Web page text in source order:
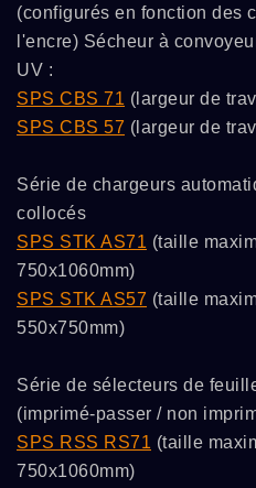
(configurés en fonction des
l'encre) Sécheur à
UV :
SPS CBS 71 (largeur de
SPS CBS 57 (largeur de
Série de chargeurs
collocés
SPS STK AS71 (taille
750x1060mm)
SPS STK AS57 (taille
550x750mm)
Série de sélecteurs de
(imprimé-passer / non
SPS RSS RS71 (taille
750x1060mm)